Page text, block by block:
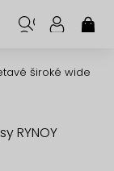
široké wide
RYNOY